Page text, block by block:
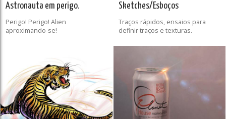
Astronauta em perigo.
Perigo! Perigo! Alien
aproximando-se!
Sketches/Esboços
Traços rápidos, ensaios para
definir traços e texturas.